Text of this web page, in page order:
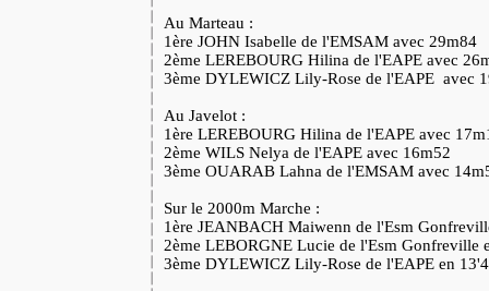
Au Marteau :
1ère JOHN Isabelle de l'EMSAM avec 29m84
2ème LEREBOURG Hilina de l'EAPE avec
3ème DYLEWICZ Lily-Rose de l'EAPE avec
Au Javelot :
1ère LEREBOURG Hilina de l'EAPE avec
2ème WILS Nelya de l'EAPE avec 16m52
3ème OUARAB Lahna de l'EMSAM avec
Sur le 2000m Marche :
1ère JEANBACH Maiwenn de l'Esm
2ème LEBORGNE Lucie de l'Esm Gonfreville
3ème DYLEWICZ Lily-Rose de l'EAPE en